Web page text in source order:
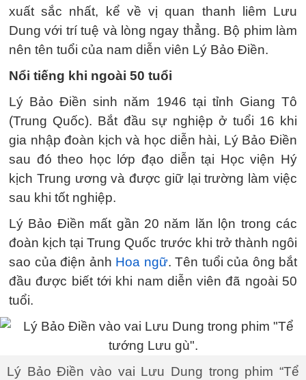
xuất sắc nhất, kể về vị quan thanh liêm Lưu
Dung với trí tuệ và lòng ngay thẳng. Bộ phim làm
nên tên tuổi của nam diễn viên Lý Bảo Điền.
Nổi tiếng khi ngoài 50 tuổi
Lý Bảo Điền sinh năm 1946 tại tỉnh Giang Tô
(Trung Quốc). Bắt đầu sự nghiệp ở tuổi 16 khi
gia nhập đoàn kịch và học diễn hài, Lý Bảo Điền
sau đó theo học lớp đạo diễn tại Học viện Hý
kịch Trung ương và được giữ lại trường làm việc
sau khi tốt nghiệp.
Lý Bảo Điền mất gần 20 năm lăn lộn trong các
đoàn kịch tại Trung Quốc trước khi trở thành ngôi
sao của điện ảnh Hoa ngữ. Tên tuổi của ông bắt
đầu được biết tới khi nam diễn viên đã ngoài 50
tuổi.
Lý Bảo Điền vào vai Lưu Dung trong phim “Tể